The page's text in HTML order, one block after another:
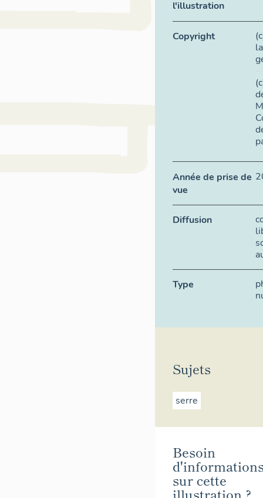
l'illustration
Copyright
Année de prise de
vue
Diffusion
Type
Sujets
serre
Besoin
sur cette
illustration ?